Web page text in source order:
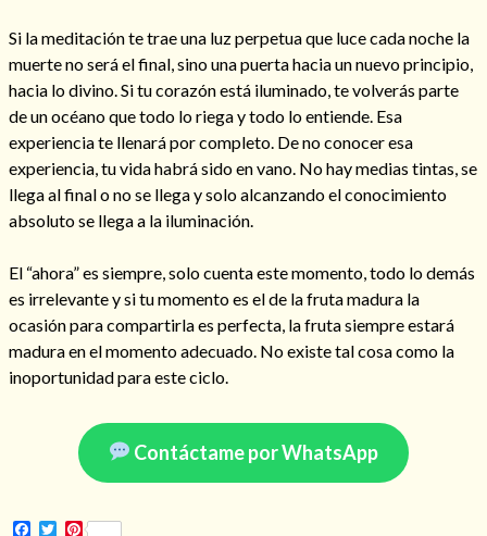
Consulta de tarot online
Si la meditación te trae una luz perpetua que luce cada noche la
muerte no será el final, sino una puerta hacia un nuevo principio,
hacia lo divino. Si tu corazón está iluminado, te volverás parte
de un océano que todo lo riega y todo lo entiende. Esa
experiencia te llenará por completo. De no conocer esa
experiencia, tu vida habrá sido en vano. No hay medias tintas, se
llega al final o no se llega y solo alcanzando el conocimiento
absoluto se llega a la iluminación.
El “ahora” es siempre, solo cuenta este momento, todo lo demás
es irrelevante y si tu momento es el de la fruta madura la
ocasión para compartirla es perfecta, la fruta siempre estará
madura en el momento adecuado. No existe tal cosa como la
inoportunidad para este ciclo.
Contáctame por WhatsApp
Facebook
Twitter
Pinterest